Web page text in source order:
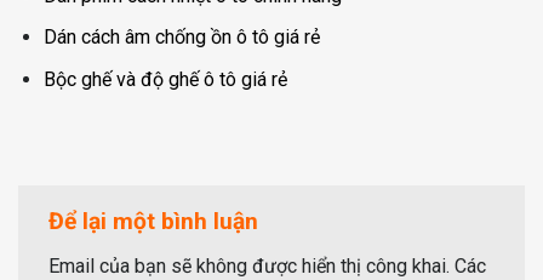
Dán cách âm chống ồn ô tô giá rẻ
Bộc ghế và độ ghế ô tô giá rẻ
Để lại một bình luận
Email của bạn sẽ không được hiển thị công khai. Các